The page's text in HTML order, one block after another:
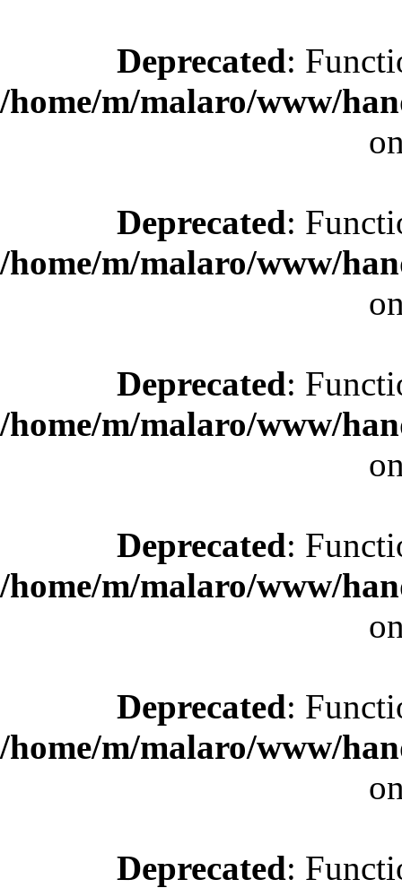
Deprecated:
/home/m/malaro/www/
Deprecated:
/home/m/malaro/www/
Deprecated:
/home/m/malaro/www/
Deprecated:
/home/m/malaro/www/
Deprecated:
/home/m/malaro/www/
Deprecated: